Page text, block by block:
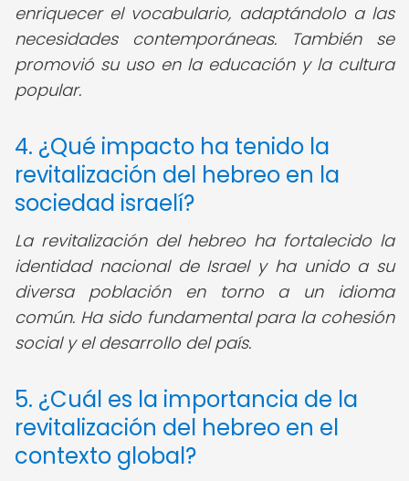
enriquecer el vocabulario, adaptándolo a las
necesidades contemporáneas. También se
promovió su uso en la educación y la cultura
popular.
4. ¿Qué impacto ha tenido la
revitalización del hebreo en la
sociedad israelí?
La revitalización del hebreo ha fortalecido la
identidad nacional de Israel y ha unido a su
diversa población en torno a un idioma
común. Ha sido fundamental para la cohesión
social y el desarrollo del país.
5. ¿Cuál es la importancia de la
revitalización del hebreo en el
contexto global?